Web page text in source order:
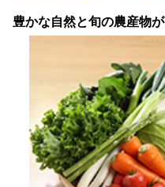
豊かな自然と旬の農産物